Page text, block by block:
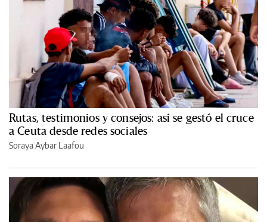
Rutas, testimonios y consejos: así se gestó el cruce
a Ceuta desde redes sociales
Soraya Aybar Laafou